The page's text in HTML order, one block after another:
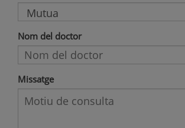
Nom del doctor
Missatge